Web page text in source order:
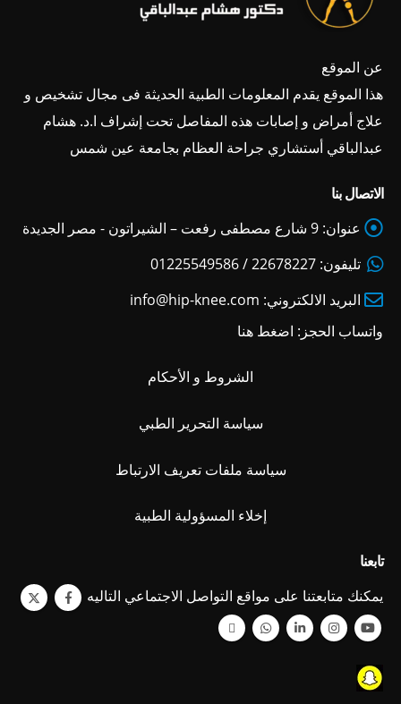
عن الموقع
هذا الموقع يقدم المعلومات الطبية الحديثة فى مجال تشخيص و
علاج أمراض و إصابات هذه المفاصل تحت إشراف ا.د. هشام
عبدالباقي أستشاري جراحة العظام بجامعة عين شمس
الاتصال بنا
عنوان: 9 شارع مصطفى رفعت – الشيراتون - مصر الجديدة
تليفون: 22678227 / 01225549586
البريد الالكتروني: info@hip-knee.com
واتساب الحجز: اضغط هنا
الشروط و الأحكام
سياسة التحرير الطبي
سياسة ملفات تعريف الارتباط
إخلاء المسؤولية الطبية
تابعنا
يمكنك متابعتنا على مواقع التواصل الاجتماعي التاليه